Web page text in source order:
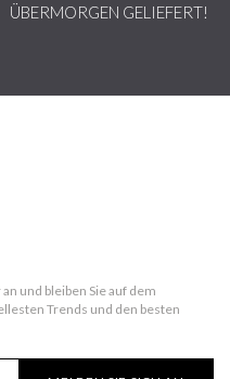
ÜBERMORGEN GELIEFERT!
und bleiben Sie auf dem
Trends und den besten